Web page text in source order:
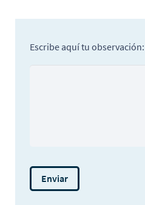
Escribe aquí tu observación: